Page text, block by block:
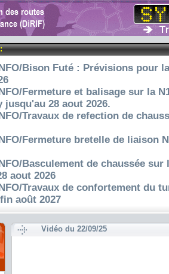
Bison Futé : Prévisions pour
Fermeture et balisage sur la
28 aout 2026.
Travaux de refection de
Fermeture bretelle de liaison
Basculement de chaussée sur
aout 2026
Travaux de confortement du
août 2027
Vidéo du 22/09/25